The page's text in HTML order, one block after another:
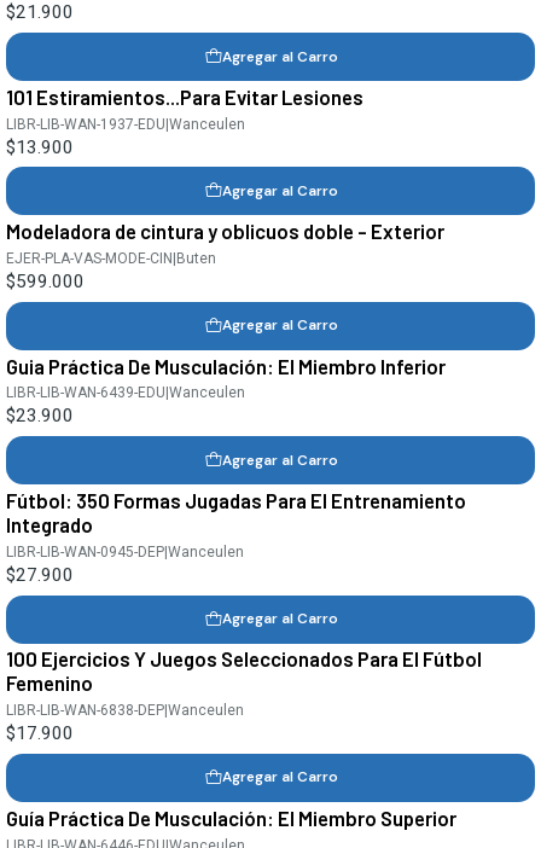
$21.900
Agregar al Carro
101 Estiramientos...Para Evitar Lesiones
LIBR-LIB-WAN-1937-EDU|Wanceulen
$13.900
Agregar al Carro
Modeladora de cintura y oblicuos doble - Exterior
EJER-PLA-VAS-MODE-CIN Buten
$599.000
Agregar al Carro
Guia Práctica De Musculación: El Miembro Inferior
LIBR-LIB-WAN-6439-EDU |Wanceulen
$23.900
Agregar al Carro
Fútbol: 350 Formas Jugadas Para El Entrenamiento
Integrado
LIBR-LIB-WAN-0945-DEP|Wanceulen
$27.900
Agregar al Carro
100 Ejercicios Y Juegos Seleccionados Para El Fútbol
Femenino
LIBR-LIB-WAN-6838-DEP |Wanceulen
$17.900
Agregar al Carro
Guía Práctica De Musculación: El Miembro Superior